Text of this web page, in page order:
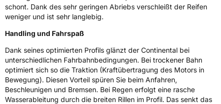
EPREL ID1906425
Allgemeine Produktsicherheit (GPSR)
HerstellerkontaktContinental Reifen Deutschland GmbH
Continental-Plaza 1 30173 Hannover
Deutschland,
customerservice_tires@conti.de
schont. Dank des sehr geringen Abriebs verschleißt der Reifen
weniger und ist sehr langlebig.
Handling und Fahrspaß
Dank seines optimierten Profils glänzt der Continental bei
unterschiedlichen Fahrbahnbedingungen. Bei trockener Bahn
optimiert sich so die Traktion (Kraftübertragung des Motors in
Bewegung). Diesen Vorteil spüren Sie beim Anfahren,
Beschleunigen und Bremsen. Bei Regen erfolgt eine rasche
Wasserableitung durch die breiten Rillen im Profil. Das senkt das